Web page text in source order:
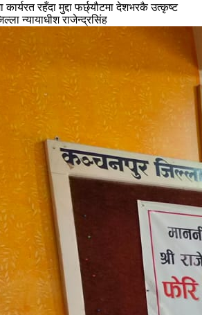
रहँदा मुद्दा फर्छ्यौटमा देशभरकै उत्कृष्ट
न्यायाधीश राजेन्द्रसिंह